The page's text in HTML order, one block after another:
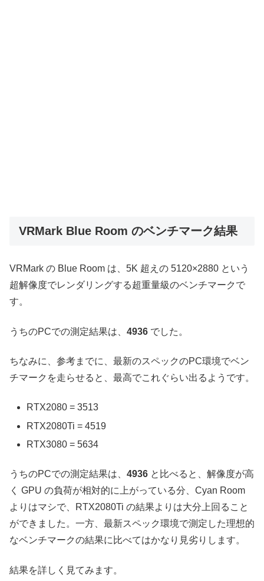
VRMark Blue Room のベンチマーク結果
VRMark の Blue Room は、5K 超えの 5120×2880 という
超解像度でレンダリングする超重量級のベンチマークで
す。
うちのPCでの測定結果は、 4936 でした。
ちなみに、参考までに、最新のスペックのPC環境でベン
チマークを走らせると、最高でこれぐらい出るようです。
RTX2080 = 3513
RTX2080Ti = 4519
RTX3080 = 5634
うちのPCでの測定結果は、 4936 と比べると、解像度が高
く GPU の負荷が相対的に上がっている分、Cyan Room
よりはマシで、RTX2080Ti の結果よりは大分上回ること
ができました。一方、最新スペック環境で測定した理想的
なベンチマークの結果に比べてはかなり見劣りします。
結果を詳しく見てみます。